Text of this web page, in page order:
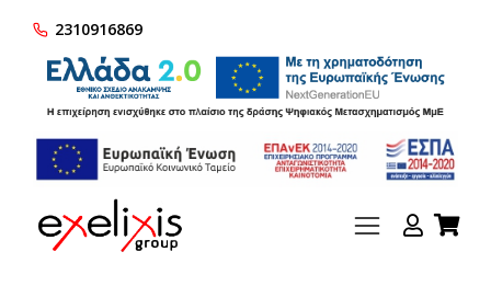
2310916869